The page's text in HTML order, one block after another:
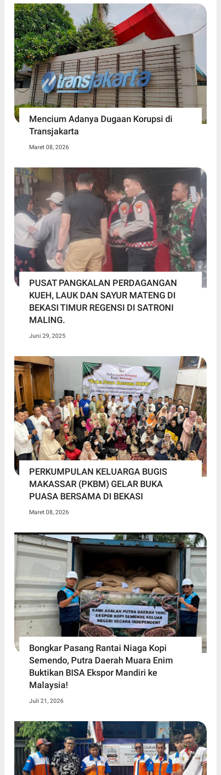
Mencium Adanya Dugaan Korupsi di
Transjakarta
Maret 08, 2026
PUSAT PANGKALAN PERDAGANGAN
KUEH, LAUK DAN SAYUR MATENG DI
BEKASI TIMUR REGENSI DI SATRONI
MALING.
Juni 29, 2025
PERKUMPULAN KELUARGA BUGIS
MAKASSAR (PKBM) GELAR BUKA
PUASA BERSAMA DI BEKASI
Maret 08, 2026
Bongkar Pasang Rantai Niaga Kopi
Semendo, Putra Daerah Muara Enim
Buktikan BISA Ekspor Mandiri ke
Malaysia!
Juli 21, 2026